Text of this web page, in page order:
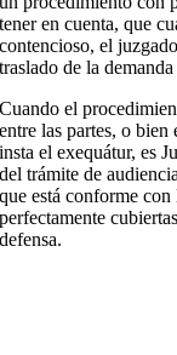
tener en cuenta, que
contencioso, el
traslado de la
Cuando el
entre las partes, o
insta el exequátur, es
del trámite de
que está conforme
perfectamente
defensa.